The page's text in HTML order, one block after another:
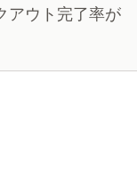
アウト完了率が